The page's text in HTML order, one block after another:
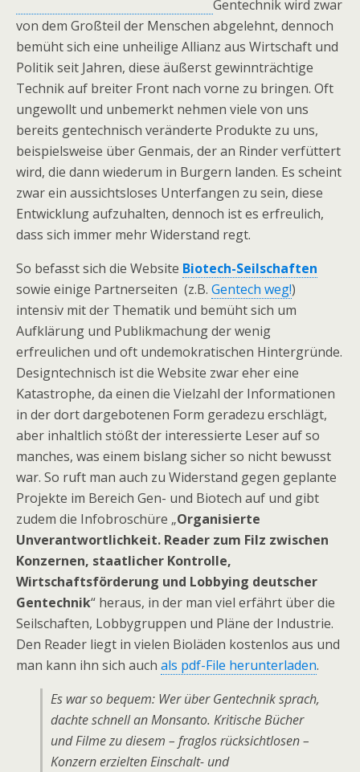
Gentechnik wird zwar
von dem Großteil der Menschen abgelehnt, dennoch
bemüht sich eine unheilige Allianz aus Wirtschaft und
Politik seit Jahren, diese äußerst gewinnträchtige
Technik auf breiter Front nach vorne zu bringen. Oft
ungewollt und unbemerkt nehmen viele von uns
bereits gentechnisch veränderte Produkte zu uns,
beispielsweise über Genmais, der an Rinder verfüttert
wird, die dann wiederum in Burgern landen. Es scheint
zwar ein aussichtsloses Unterfangen zu sein, diese
Entwicklung aufzuhalten, dennoch ist es erfreulich,
dass sich immer mehr Widerstand regt.
So befasst sich die Website Biotech-Seilschaften
sowie einige Partnerseiten (z.B. Gentech weg!)
intensiv mit der Thematik und bemüht sich um
Aufklärung und Publikmachung der wenig
erfreulichen und oft undemokratischen Hintergründe.
Designtechnisch ist die Website zwar eher eine
Katastrophe, da einen die Vielzahl der Informationen
in der dort dargebotenen Form geradezu erschlägt,
aber inhaltlich stößt der interessierte Leser auf so
manches, was einem bislang sicher so nicht bewusst
war. So ruft man auch zu Widerstand gegen geplante
Projekte im Bereich Gen- und Biotech auf und gibt
zudem die Infobroschüre „Organisierte
Unverantwortlichkeit. Reader zum Filz zwischen
Konzernen, staatlicher Kontrolle,
Wirtschaftsförderung und Lobbying deutscher
Gentechnik“ heraus, in der man viel erfährt über die
Seilschaften, Lobbygruppen und Pläne der Industrie.
Den Reader liegt in vielen Bioläden kostenlos aus und
man kann ihn sich auch als pdf-File herunterladen.
Es war so bequem: Wer über Gentechnik sprach,
dachte schnell an Monsanto. Kritische Bücher
und Filme zu diesem – fraglos rücksichtlosen –
Konzern erzielten Einschalt- und